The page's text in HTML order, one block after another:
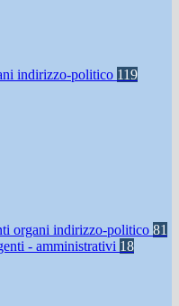
indirizzo-politico 119
organi indirizzo-politico 81
- amministrativi 18